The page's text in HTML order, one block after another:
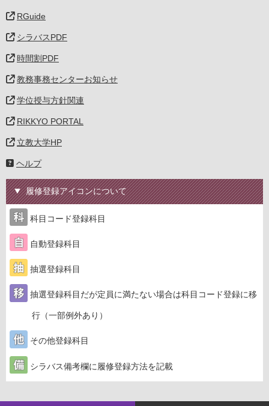
RGuide
シラバスPDF
時間割PDF
教務事務センターお知らせ
学位授与方針関連
RIKKYO PORTAL
立教大学HP
ヘルプ
履修登録アイコンについて
科目コード登録科目
自動登録科目
抽選登録科目
抽選登録科目だが定員に満たない場合は科目コード登録に移
行（一部例外あり）
その他登録科目
シラバス備考欄に履修登録方法を記載